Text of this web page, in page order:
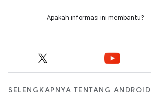
Apakah informasi ini membantu?
SELENGKAPNYA TENTANG ANDROID